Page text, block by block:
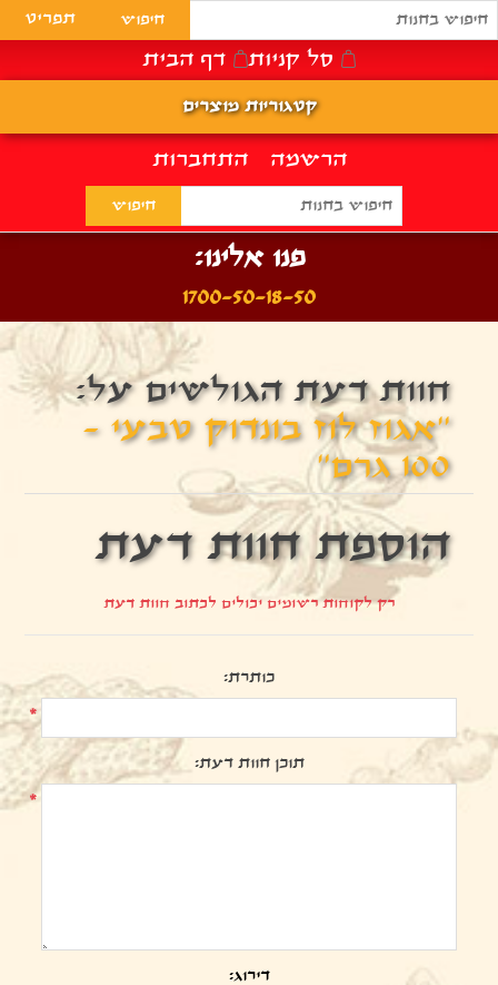
הרשמה התחברות
סל קניות דף הבית
פנו אלינו:
1700-50-18-50
חוות דעת הגולשים על:
אגוז לוז בונדוק טבעי -
100 גרם
הוספת חוות דעת
רק לקוחות רשומים יכולים לכתוב חוות דעת
כותרת:
*
תוכן חוות דעת:
*
דירוג:
תפריט
קטגוריות מוצרים